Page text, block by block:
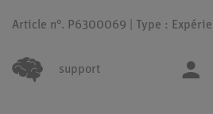
Article n°. P6300069 | Type :
support